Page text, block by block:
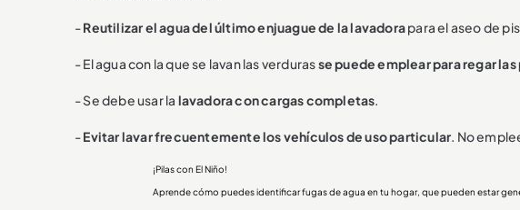
-Reutilizar el agua del último enjuague de la lavadorapara el aseo de
- El agua con la que se lavan las verdurasse puede emplear para regar
- Se debe usar la lavadora con cargas completas.
-Evitar lavar frecuentemente los vehículos de uso particular. No
¡Pilas con El Niño!
Aprende cómo puedes identificar fugas de agua en tu hogar, que pueden estar